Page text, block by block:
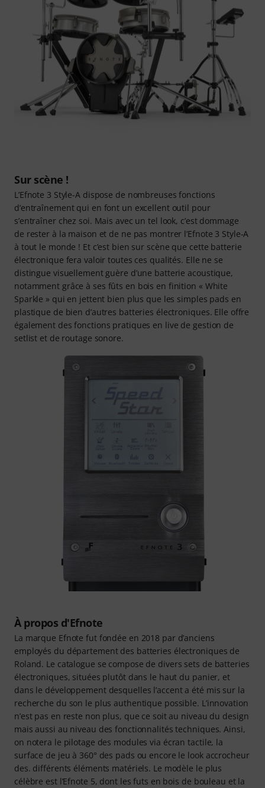
Sur scène !
L’Efnote 3 Style-A dispose de nombreuses fonctions
d’entraînement qui en font un excellent outil pour
s’entraîner chez soi. Mais avec un tel look, c’est dommage
de rester à la maison et de ne pas montrer l’Efnote 3 Style-A
à tout le monde ! Et c’est bien sur scène que cette batterie
électronique fera valoir toutes ces qualités. Elle ne se
distingue visuellement guère d’une batterie acoustique,
notamment grâce à ses fûts en bois en finition « White
Sparkle » qui en jettent bien plus que les simples pads en
plastique de bien d’autres batteries électroniques. Elle offre
également des fonctions pratiques en live de gestion de
setlist et de routage sonore.
À propos d'Efnote
La marque Efnote fut fondée en 2018 par d’anciens
employés du département des batteries électroniques de
Roland. Le catalogue se compose de divers sets de batteries
électroniques, situées plutôt dans le haut du panier, et
dans le développement desquelles l’accent a été mis sur la
recherche du son le plus authentique possible. L’innovation
n’est pas en reste non plus, que ce soit au niveau du design
mais aussi au niveau des fonctionnalités techniques. Ainsi,
on notera le pilotage des modules via écran tactile, la
surface de jeu à 360° des pads ou encore le look accrocheur
des. différents éléments matériels. Le modèle le plus
célèbre est l’Efnote 5, dont les futs en bois de bouleau et la